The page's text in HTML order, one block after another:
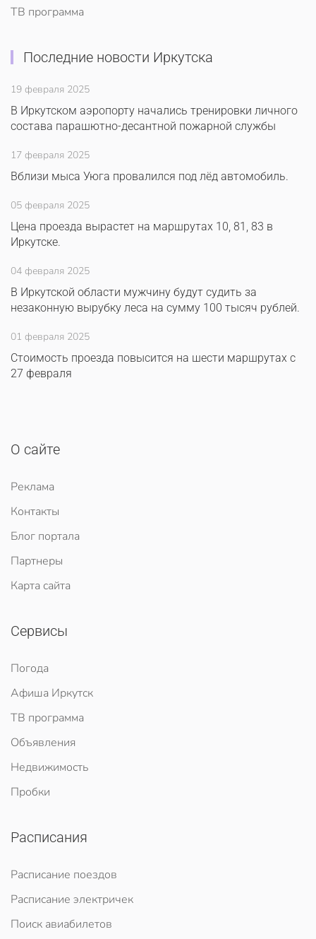
ТВ программа
Последние новости Иркутска
19 февраля 2025
В Иркутском аэропорту начались тренировки личного
состава парашютно-десантной пожарной службы
17 февраля 2025
Вблизи мыса Уюга провалился под лёд автомобиль.
05 февраля 2025
Цена проезда вырастет на маршрутах 10, 81, 83 в
Иркутске.
04 февраля 2025
В Иркутской области мужчину будут судить за
незаконную вырубку леса на сумму 100 тысяч рублей.
01 февраля 2025
Стоимость проезда повысится на шести маршрутах с
27 февраля
О сайте
Реклама
Контакты
Блог портала
Партнеры
Карта сайта
Сервисы
Погода
Афиша Иркутск
ТВ программа
Объявления
Недвижимость
Пробки
Расписания
Расписание поездов
Расписание электричек
Поиск авиабилетов